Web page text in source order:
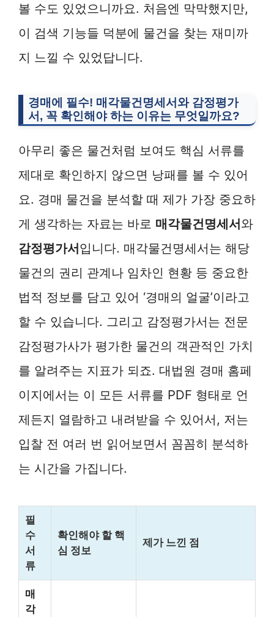
볼 수도 있었으니까요. 처음엔 막막했지만,
이 검색 기능들 덕분에 물건을 찾는 재미까
지 느낄 수 있었답니다.
경매에 필수! 매각물건명세서와 감정평가
서, 꼭 확인해야 하는 이유는 무엇일까요?
아무리 좋은 물건처럼 보여도 핵심 서류를
제대로 확인하지 않으면 낭패를 볼 수 있어
요. 경매 물건을 분석할 때 제가 가장 중요하
게 생각하는 자료는 바로 매각물건명세서와
감정평가서입니다. 매각물건명세서는 해당
물건의 권리 관계나 임차인 현황 등 중요한
법적 정보를 담고 있어 ‘경매의 얼굴’이라고
할 수 있습니다. 그리고 감정평가서는 전문
감정평가사가 평가한 물건의 객관적인 가치
를 알려주는 지표가 되죠. 대법원 경매 홈페
이지에서는 이 모든 서류를 PDF 형태로 언
제든지 열람하고 내려받을 수 있어서, 저는
입찰 전 여러 번 읽어보면서 꼼꼼히 분석하
는 시간을 가집니다.
필
수
서
류
확인해야 할 핵
심 정보
제가 느낀 점
매
각